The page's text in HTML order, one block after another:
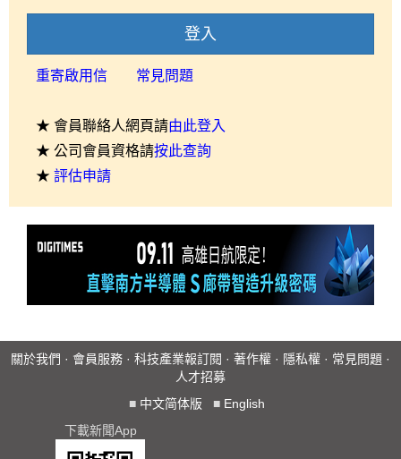
登入
重寄啟用信 常見問題
★ 會員聯絡人網頁請由此登入
★ 公司會員資格請按此查詢
★ 評估申請
關於我們 · 會員服務 · 科技產業報訂閱 · 著作權 · 隱私權 · 常見問題 ·
人才招募
■ 中文简体版 ■ English
下載新聞App